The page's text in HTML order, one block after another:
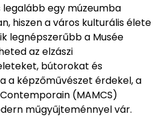
egy múzeumba
hiszen a város kulturális élete
legnépszerűbb a Musée
az elzászi
bútorokat és
a képzőművészet érdekel, a
(MAMCS)
műgyűjteménnyel vár.